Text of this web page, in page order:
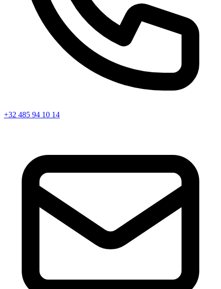
+32 485 94 10 14